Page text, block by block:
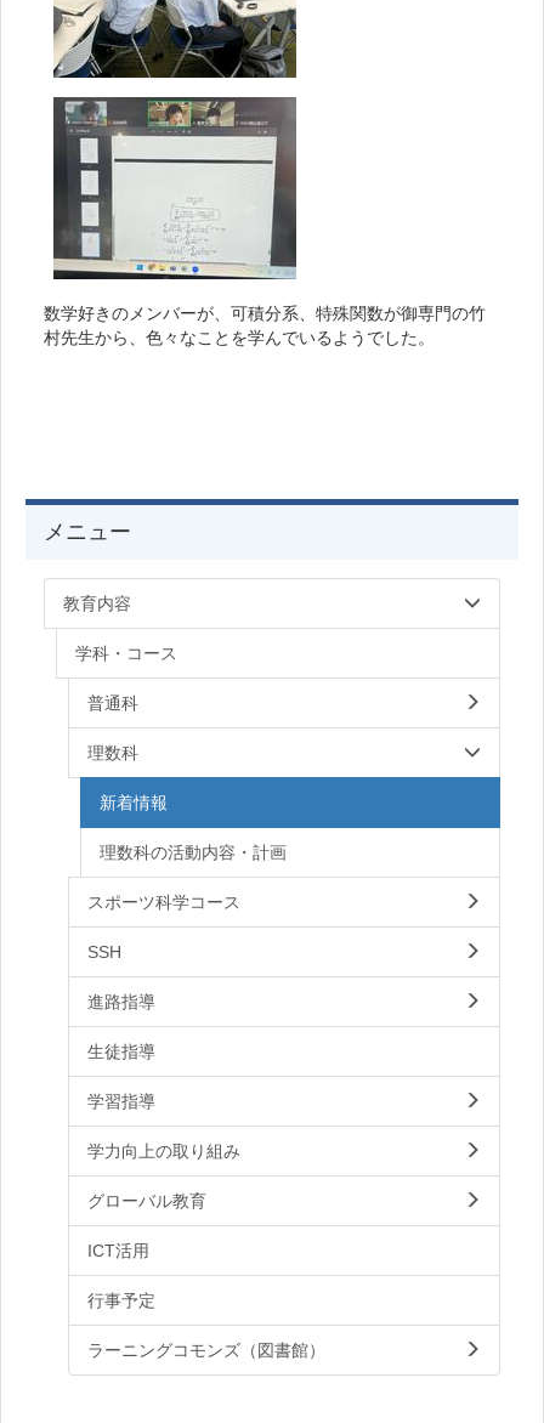
数学好きのメンバーが、可積分系、特殊関数が御専門の竹
村先生から、色々なことを学んでいるようでした。
メニュー
教育内容
学科・コース
普通科
理数科
新着情報
理数科の活動内容・計画
スポーツ科学コース
SSH
進路指導
生徒指導
学習指導
学力向上の取り組み
グローバル教育
ICT活用
行事予定
ラーニングコモンズ（図書館）